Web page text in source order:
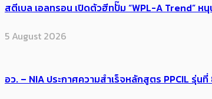
สตีเบล เอลทรอน เปิดตัวฮีทปั๊ม “WPL-A Trend” ห
5 August 2026
อว. – NIA ประกาศความสำเร็จหลักสูตร PPCIL รุ่